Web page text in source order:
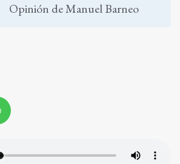
Opinión de Manuel Barneo